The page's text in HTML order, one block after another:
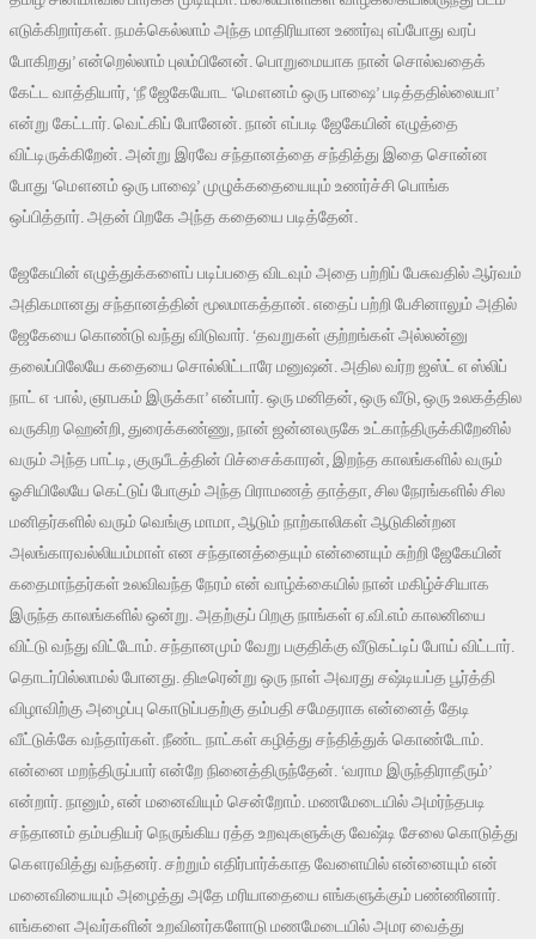
எடுக்கிறார்கள். நமக்கெல்லாம் அந்த மாதிரியான உணர்வு எப்போது வரப்
போகிறது’ என்றெல்லாம் புலம்பினேன். பொறுமையாக நான் சொல்வதைக்
கேட்ட வாத்தியார், ‘நீ ஜேகேயோட ‘மௌனம் ஒரு பாஷை’ படித்ததில்லையா’
என்று கேட்டார். வெட்கிப் போனேன். நான் எப்படி ஜேகேயின் எழுத்தை
விட்டிருக்கிறேன். அன்று இரவே சந்தானத்தை சந்தித்து இதை சொன்ன
போது ‘மௌனம் ஒரு பாஷை’ முழுக்கதையையும் உணர்ச்சி பொங்க
ஒப்பித்தார். அதன் பிறகே அந்த கதையை படித்தேன்.
ஜேகேயின் எழுத்துக்களைப் படிப்பதை விடவும் அதை பற்றிப் பேசுவதில் ஆர்வம்
அதிகமானது சந்தானத்தின் மூலமாகத்தான். எதைப் பற்றி பேசினாலும் அதில்
ஜேகேயை கொண்டு வந்து விடுவார். ‘தவறுகள் குற்றங்கள் அல்லன்னு
தலைப்பிலேயே கதையை சொல்லிட்டாரே மனுஷன். அதில வர்ற ஜஸ்ட் எ ஸ்லிப்
நாட் எ ·பால், ஞாபகம் இருக்கா’ என்பார். ஒரு மனிதன், ஒரு வீடு, ஒரு உலகத்தில
வருகிற ஹென்றி, துரைக்கண்ணு, நான் ஜன்னலருகே உட்காந்திருக்கிறேனில்
வரும் அந்த பாட்டி, குருபீடத்தின் பிச்சைக்காரன், இறந்த காலங்களில் வரும்
ஓசியிலேயே கெட்டுப் போகும் அந்த பிராமணத் தாத்தா, சில நேரங்களில் சில
மனிதர்களில் வரும் வெங்கு மாமா, ஆடும் நாற்காலிகள் ஆடுகின்றன
அலங்காரவல்லியம்மாள் என சந்தானத்தையும் என்னையும் சுற்றி ஜேகேயின்
கதைமாந்தர்கள் உலவிவந்த நேரம் என் வாழ்க்கையில் நான் மகிழ்ச்சியாக
இருந்த காலங்களில் ஒன்று. அதற்குப் பிறகு நாங்கள் ஏ.வி.எம் காலனியை
விட்டு வந்து விட்டோம். சந்தானமும் வேறு பகுதிக்கு வீடுகட்டிப் போய் விட்டார்.
தொடர்பில்லாமல் போனது. திடீரென்று ஒரு நாள் அவரது சஷ்டியப்த பூர்த்தி
விழாவிற்கு அழைப்பு கொடுப்பதற்கு தம்பதி சமேதராக என்னைத் தேடி
வீட்டுக்கே வந்தார்கள். நீண்ட நாட்கள் கழித்து சந்தித்துக் கொண்டோம்.
என்னை மறந்திருப்பார் என்றே நினைத்திருந்தேன். ‘வராம இருந்திராதீரும்’
என்றார். நானும், என் மனைவியும் சென்றோம். மணமேடையில் அமர்ந்தபடி
சந்தானம் தம்பதியர் நெருங்கிய ரத்த உறவுகளுக்கு வேஷ்டி சேலை கொடுத்து
கௌரவித்து வந்தனர். சற்றும் எதிர்பார்க்காத வேளையில் என்னையும் என்
மனைவியையும் அழைத்து அதே மரியாதையை எங்களுக்கும் பண்ணினார்.
எங்களை அவர்களின் உறவினர்களோடு மணமேடையில் அமர வைத்து